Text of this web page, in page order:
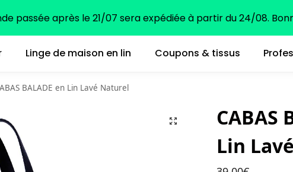
Linge de maison en lin Coupons & tissus
BALADE en Lin Lavé Naturel
CABAS
Lin
passée après le 21/07 sera expédiée à partir du 24/08.